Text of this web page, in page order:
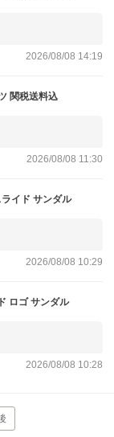
2026/08/08 14:19
関税送料込
2026/08/08 11:30
イド サンダル
2026/08/08 10:29
ロゴ サンダル
2026/08/08 10:28